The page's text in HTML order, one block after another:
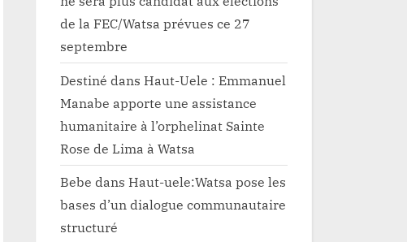
de la FEC/Watsa prévues ce 27
septembre
Destiné dans Haut-Uele : Emmanuel
Manabe apporte une assistance
humanitaire à l’orphelinat Sainte
Rose de Lima à Watsa
Bebe dans Haut-uele:Watsa pose les
bases d’un dialogue communautaire
structuré